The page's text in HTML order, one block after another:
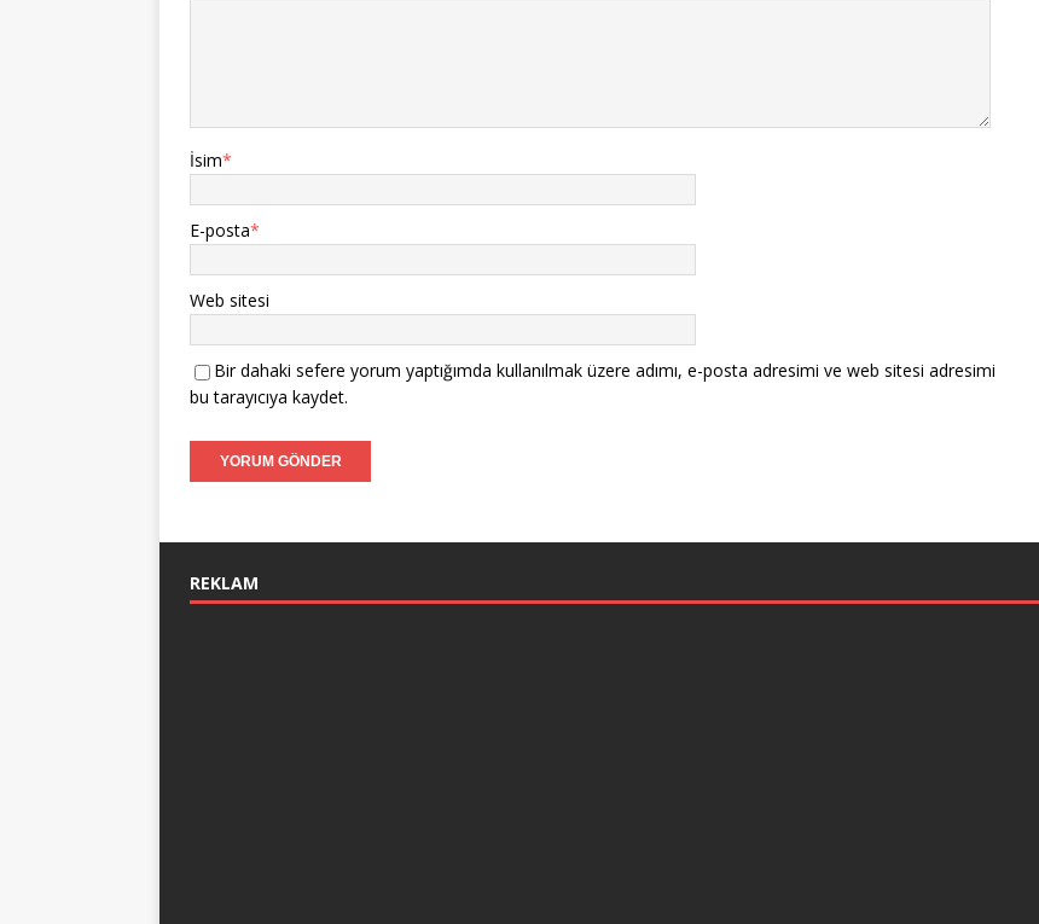
İsim*
E-posta*
Web sitesi
Bir dahaki sefere yorum yaptığımda kullanılmak üzere adımı, e-posta adresimi ve web sitesi adresimi
bu tarayıcıya kaydet.
REKLAM